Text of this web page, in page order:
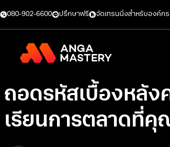
080-902-6600 ปรึกษาฟรี จัดเทรนนิ่งสำหรับองค์กร
ถอดรหัสเบื้องหลัง
เรียนการตลาดที่